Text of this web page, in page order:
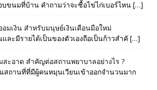
ขนมที่บ้าน คำถามว่าจะซื้อไข่ไก่เบอร์ไหน […]
มเงิน สำหรับมนุษย์เงินเดือนมือใหม่
ละมีรายได้เป็นของตัวเองถือเป็นก้าวสำคั […]
สะอาด สำคัญต่อสถานพยาบาลอย่างไร ?
สถานที่ที่มีผู้คนหมุนเวียนเข้าออกจำนวนมาก